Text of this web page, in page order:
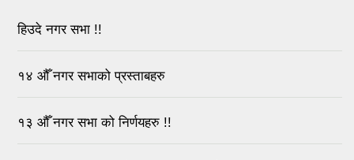
हिउदे नगर सभा !!
१४ औँ नगर सभाको प्रस्ताबहरु
१३ औँ नगर सभा को निर्णयहरु !!